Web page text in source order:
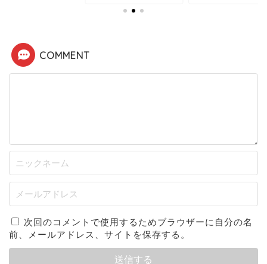
COMMENT
次回のコメントで使用するためブラウザーに自分の名
前、メールアドレス、サイトを保存する。